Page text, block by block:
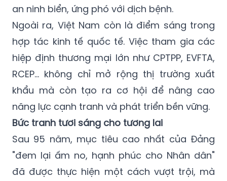
an ninh biển, ứng phó với dịch bệnh.
Ngoài ra, Việt Nam còn là điểm sáng trong
hợp tác kinh tế quốc tế. Việc tham gia các
hiệp định thương mại lớn như CPTPP, EVFTA,
RCEP... không chỉ mở rộng thị trường xuất
khẩu mà còn tạo ra cơ hội để nâng cao
năng lực cạnh tranh và phát triển bền vững.
Bức tranh tươi sáng cho tương lai
Sau 95 năm, mục tiêu cao nhất của Đảng
"đem lại ấm no, hạnh phúc cho Nhân dân"
đã được thực hiện một cách vượt trội, mà